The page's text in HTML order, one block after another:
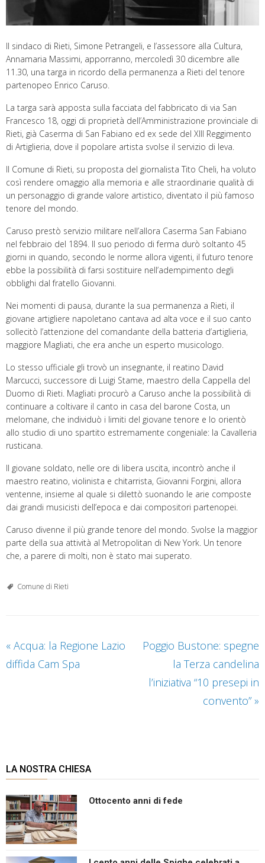
Il sindaco di Rieti, Simone Petrangeli, e l’assessore alla Cultura,
Annamaria Massimi, apporranno, mercoledì 30 dicembre alle
11.30, una targa in ricordo della permanenza a Rieti del tenore
partenopeo Enrico Caruso.
La targa sarà apposta sulla facciata del fabbricato di via San
Francesco 18, oggi di proprietà dell’Amministrazione provinciale di
Rieti, già Caserma di San Fabiano ed ex sede del XIII Reggimento
di Artiglieria, dove il popolare artista svolse il servizio di leva.
Il Comune di Rieti, su proposta del giornalista Tito Cheli, ha voluto
così rendere omaggio alla memoria e alle straordinarie qualità di
un personaggio di grande valore artistico, diventato il più famoso
tenore del mondo.
Caruso prestò servizio militare nell’allora Caserma San Fabiano
nel febbraio del 1894. Il suo periodo di ferma durò soltanto 45
giorni in quando, secondo le norme allora vigenti, il futuro tenore
ebbe la possibilità di farsi sostituire nell’adempimento degli
obblighi dal fratello Giovanni.
Nei momenti di pausa, durante la sua permanenza a Rieti, il
giovane artigliere napoletano cantava ad alta voce e il suo canto
sollecitò l’attenzione del comandante della batteria d’artiglieria,
maggiore Magliati, che era anche un esperto musicologo.
Lo stesso ufficiale gli trovò un insegnante, il reatino David
Marcucci, successore di Luigi Stame, maestro della Cappella del
Duomo di Rieti. Magliati procurò a Caruso anche la possibilità di
continuare a coltivare il canto in casa del barone Costa, un
melomane, che individuò i limiti del giovane tenore e lo orientò
allo studio di uno spartito estremamente congeniale: la Cavalleria
rusticana.
Il giovane soldato, nelle ore di libera uscita, incontrò anche il
maestro reatino, violinista e chitarrista, Giovanni Forgini, allora
ventenne, insieme al quale si dilettò suonando le arie composte
dai grandi musicisti dell’epoca e dai compositori partenopei.
Caruso divenne il più grande tenore del mondo. Svolse la maggior
parte della sua attività al Metropolitan di New York. Un tenore
che, a parere di molti, non è stato mai superato.
Comune di Rieti
« Acqua: la Regione Lazio
diffida Cam Spa
Poggio Bustone: spegne
la Terza candelina
l’iniziativa “10 presepi in
convento” »
LA NOSTRA CHIESA
Ottocento anni di fede